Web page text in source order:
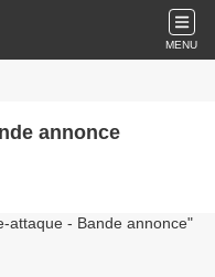
MENU
annonce